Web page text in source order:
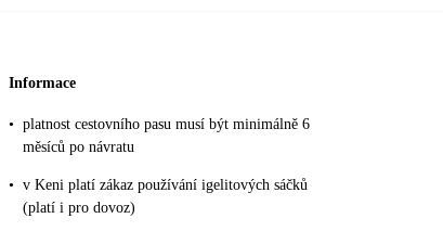
Informace
• platnost cestovního pasu musí být minimálně 6
měsíců po návratu
• v Keni platí zákaz používání igelitových sáčků
(platí i pro dovoz)